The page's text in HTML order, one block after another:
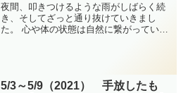
夜間、叩きつけるような雨がしばらく続
き、そしてざっと通り抜けていきまし
た。 心や体の状態は自然に繋がっている
5/3～5/9（2021） 手放したも